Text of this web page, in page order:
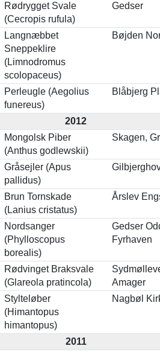
Rødrygget Svale
(Cecropis rufula)
Gedser
Langnæbbet
Sneppeklire
(Limnodromus
scolopaceus)
Bøjden
Perleugle (Aegolius
funereus)
Blåbjerg
2012
Mongolsk Piber
(Anthus godlewskii)
Skagen,
Gråsejler (Apus
pallidus)
Brun Tornskade
(Lanius cristatus)
Årslev
Nordsanger
(Phylloscopus
borealis)
Gedser
Fyrhaven
Rødvinget Braksvale
(Glareola pratincola)
Amager
Stylteløber
(Himantopus
himantopus)
Nagbøl
2011